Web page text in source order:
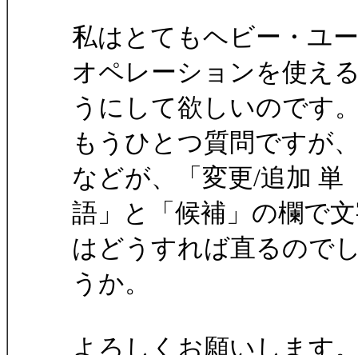
私はとてもヘビー・ユ
オペレーションを使え
うにして欲しいのです
もうひとつ質問ですが
などが、「変更/追加 単
語」と「候補」の欄で
はどうすれば直るので
うか。
よろしくお願いします